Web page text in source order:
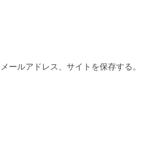
ールアドレス、サイトを保存する。